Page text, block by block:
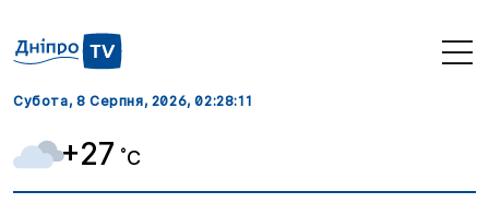
Субота, 8 Серпня, 2026, 02:28:12
+27 ˚C